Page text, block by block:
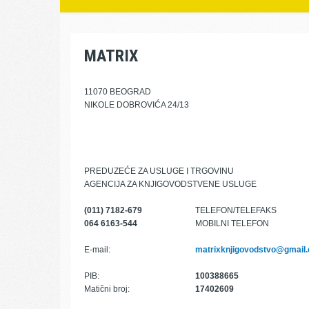
MATRIX
11070 BEOGRAD
NIKOLE DOBROVIĆA 24/13
PREDUZEĆE ZA USLUGE I TRGOVINU
AGENCIJA ZA KNJIGOVODSTVENE USLUGE
(011) 7182-679
TELEFON/TELEFAKS
064 6163-544
MOBILNI TELEFON
E-mail:
PIB:
100388665
Matični broj:
17402609